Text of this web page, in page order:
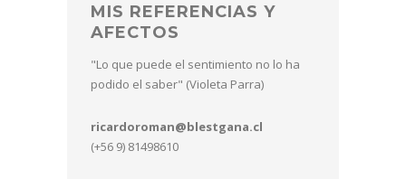
MIS REFERENCIAS Y
AFECTOS
"Lo que puede el sentimiento no lo ha
podido el saber" (Violeta Parra)
ricardoroman@blestgana.cl
(+56 9) 81498610